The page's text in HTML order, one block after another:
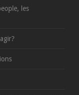
les